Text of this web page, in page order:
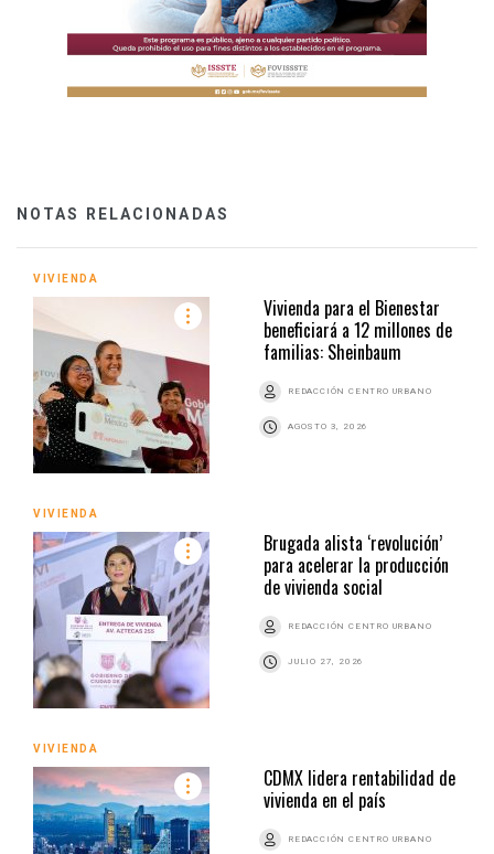
NOTAS RELACIONADAS
VIVIENDA
Vivienda para el Bienestar
beneficiará a 12 millones de
familias: Sheinbaum
REDACCIÓN CENTRO URBANO
AGOSTO 3, 2026
VIVIENDA
Brugada alista ‘revolución’
para acelerar la producción
de vivienda social
REDACCIÓN CENTRO URBANO
JULIO 27, 2026
VIVIENDA
CDMX lidera rentabilidad de
vivienda en el país
REDACCIÓN CENTRO URBANO